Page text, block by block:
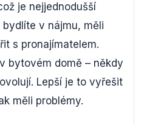
je nejjednodušší
v nájmu, měli
s pronajímatelem.
bytovém domě – někdy
Lepší je to vyřešit
měli problémy.